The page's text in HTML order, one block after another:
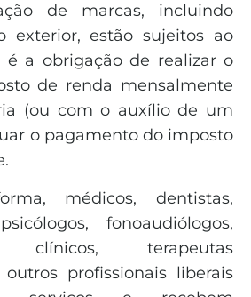
de marcas, incluindo
exterior, estão sujeitos ao
é a obrigação de realizar o
de renda mensalmente
(ou com o auxílio de um
o pagamento do imposto
médicos, dentistas,
fonoaudiólogos,
clínicos, terapeutas
profissionais liberais